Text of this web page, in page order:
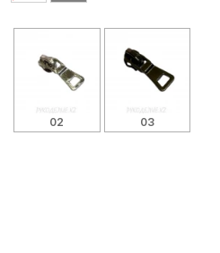
02 03